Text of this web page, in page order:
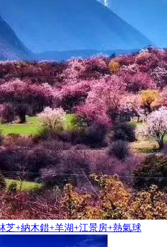
芝+納木錯+羊湖+江景房+熱氣球